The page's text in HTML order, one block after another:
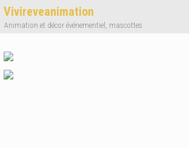
Vivireveanimation
Animation et décor événementiel, mascottes